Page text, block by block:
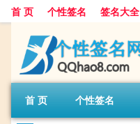
首 页 个性签名 签名大全
首 页 个性签名